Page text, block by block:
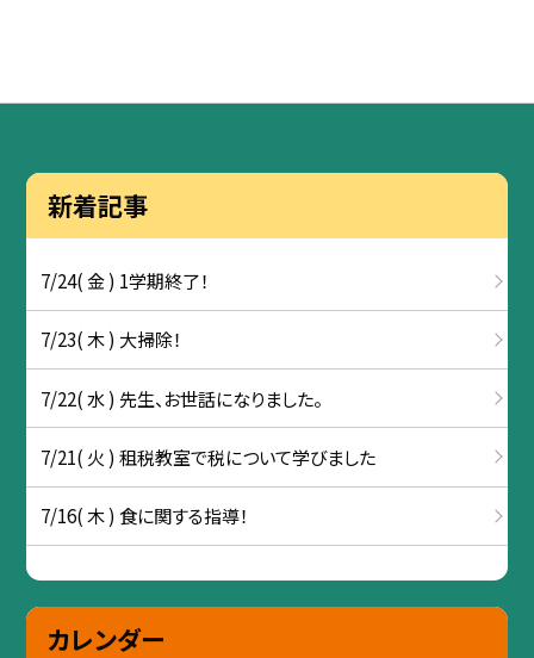
新着記事
7/24( 金 ) 1学期終了！
7/23( 木 ) 大掃除！
7/22( 水 ) 先生、お世話になりました。
7/21( 火 ) 租税教室で税について学びました
7/16( 木 ) 食に関する指導！
カレンダー